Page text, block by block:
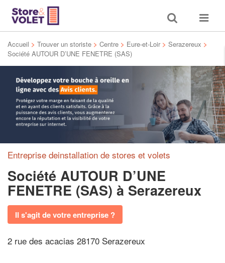
Toggle
search
Toggle
Accueil > Trouver un storiste > Centre > Eure-et-Loir > Serazereux >
Société AUTOUR D’UNE FENETRE (SAS)
Entreprise deinstallation de stores et volets
Société AUTOUR D’UNE
FENETRE (SAS) à Serazereux
Il s'agit de votre entreprise ?
2 rue des acacias 28170 Serazereux